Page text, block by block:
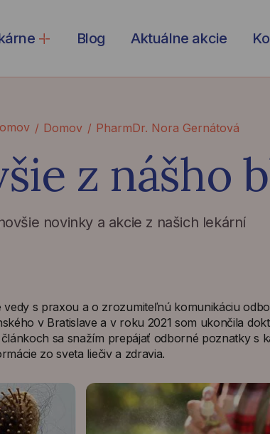
Blog Aktuálne akcie
Domov PharmDr. Nora Gernátová
z nášho
novinky a akcie z našich lekární
s praxou a o zrozumiteľnú komunikáciu
v Bratislave a v roku 2021 som ukončila
sa snažím prepájať odborné poznatky s
zo sveta liečiv a zdravia.